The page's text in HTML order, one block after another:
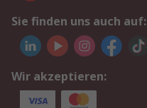
Sie finden uns auch auf:
Wir akzeptieren: